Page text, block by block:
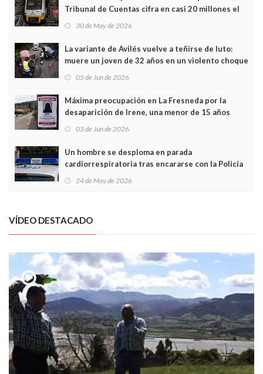
Tribunal de Cuentas cifra en casi 20 millones el
sobrecoste de los trenes que no cabían por los
30 de May de 2026
La variante de Avilés vuelve a teñirse de luto:
muere un joven de 32 años en un violento choque
frontal
05 de Jun de 2026
Máxima preocupación en La Fresneda por la
desaparición de Irene, una menor de 15 años
03 de Jun de 2026
Un hombre se desploma en parada
cardiorrespiratoria tras encararse con la Policía
Local en Luanco
24 de May de 2026
VÍDEO DESTACADO